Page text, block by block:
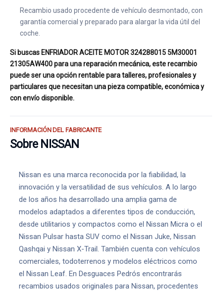
Recambio usado procedente de vehículo desmontado, con
garantía comercial y preparado para alargar la vida útil del
coche.
Si buscas ENFRIADOR ACEITE MOTOR 324288015 5M30001
21305AW400 para una reparación mecánica, este recambio
puede ser una opción rentable para talleres, profesionales y
particulares que necesitan una pieza compatible, económica y
con envío disponible.
INFORMACIÓN DEL FABRICANTE
Sobre NISSAN
Nissan es una marca reconocida por la fiabilidad, la
innovación y la versatilidad de sus vehículos. A lo largo
de los años ha desarrollado una amplia gama de
modelos adaptados a diferentes tipos de conducción,
desde utilitarios y compactos como el Nissan Micra o el
Nissan Pulsar hasta SUV como el Nissan Juke, Nissan
Qashqai y Nissan X-Trail. También cuenta con vehículos
comerciales, todoterrenos y modelos eléctricos como
el Nissan Leaf. En Desguaces Pedrós encontrarás
recambios usados originales para Nissan, procedentes